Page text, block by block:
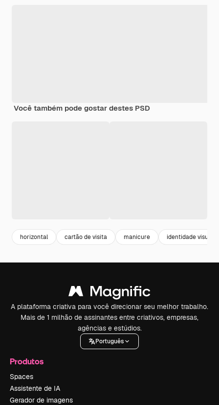
Você também pode gostar destes PSD
horizontal cartão de visita manicure identidade visual
A plataforma criativa para você direcionar seu melhor trabalho.
Mais de 1 milhão de assinantes entre criativos, empresas,
agências e estúdios.
Português
Produtos
Spaces
Assistente de IA
Gerador de imagens